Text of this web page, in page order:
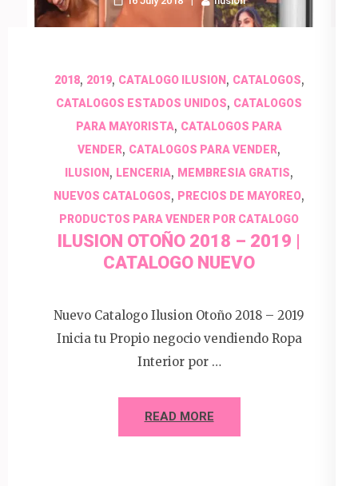
2018, 2019, CATALOGO ILUSION, CATALOGOS,
CATALOGOS ESTADOS UNIDOS, CATALOGOS
PARA MAYORISTA, CATALOGOS PARA
VENDER, CATALOGOS PARA VENDER,
ILUSION , LENCERIA, MEMBRESIA GRATIS,
NUEVOS CATALOGOS, PRECIOS DE MAYOREO,
PRODUCTOS PARA VENDER POR CATALOGO
ILUSION OTOÑO 2018 – 2019 |
CATALOGO NUEVO
Nuevo Catalogo Ilusion Otoño 2018 – 2019
Inicia tu Propio negocio vendiendo Ropa
Interior por …
READ MORE